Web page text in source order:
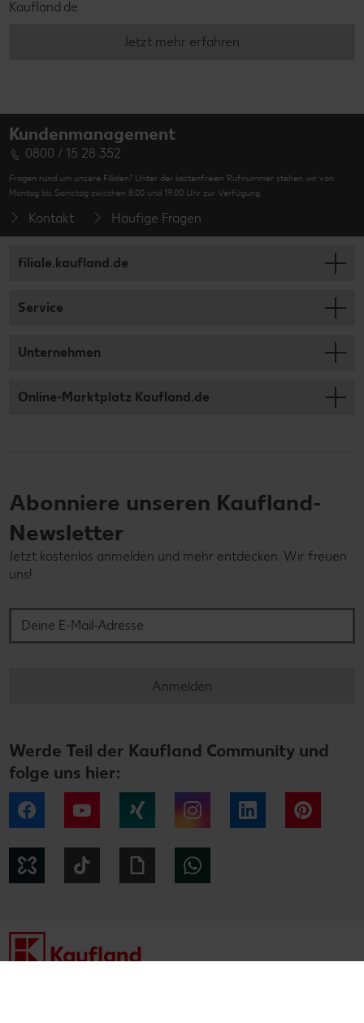
Kaufland.de
Jetzt mehr erfahren
Kundenmanagement
0800 / 15 28 352
Fragen rund um unsere Filialen? Unter der kostenfreien Rufnummer stehen wir von
Montag bis Samstag zwischen 8:00 und 19:00 Uhr zur Verfügung.
Kontakt Häufige Fragen
filiale.kaufland.de
Service
Unternehmen
Online-Marktplatz Kaufland.de
Abonniere unseren Kaufland-
Newsletter
Jetzt kostenlos anmelden und mehr entdecken. Wir freuen
uns!
Anmelden
Werde Teil der Kaufland Community und
folge uns hier:
Facebook YouTube Instagram LinkedIn
Kununu Giphy